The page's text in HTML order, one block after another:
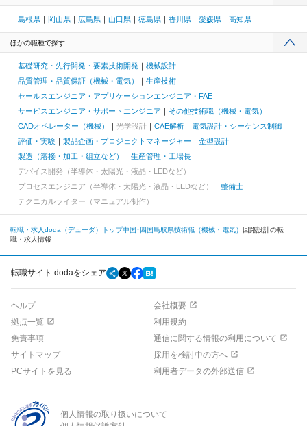
島根県 岡山県 広島県 山口県 徳島県 香川県 愛媛県 高知県
ほかの職種で探す
基礎研究・先行開発・要素技術開発
機械設計
品質管理・品質保証（機械・電気）
生産技術
セールスエンジニア・アプリケーションエンジニア・FAE
サービスエンジニア・サポートエンジニア
その他技術職（機械・電気）
CADオペレーター（機械）
光学設計 CAE解析
電気設計・シーケンス制御
評価・実験
製品企画・プロジェクトマネージャー
金型設計
製造（溶接・加工・組立など）
生産管理・工場長
デバイス開発（半導体・太陽光・液晶・LEDなど）
プロセスエンジニア（半導体・太陽光・液晶・LEDなど）
整備士
テクニカルライター（マニュアル制作）
転職・求人doda（デューダ）トップ中国･四国 鳥取県技術職（機械・電気）
回路設計の転
職・求人情報
転職サイト dodaをシェア
ヘルプ
会社概要
拠点一覧
利用規約
免責事項
通信に関する情報の利用について
サイトマップ
採用を検討中の方へ
PCサイトを見る
利用者データの外部送信
個人情報の取り扱いについて